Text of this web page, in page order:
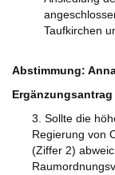
Taufkirchen
Abstimmung:
3. Sollte die
Regierung von
(Ziffer 2)